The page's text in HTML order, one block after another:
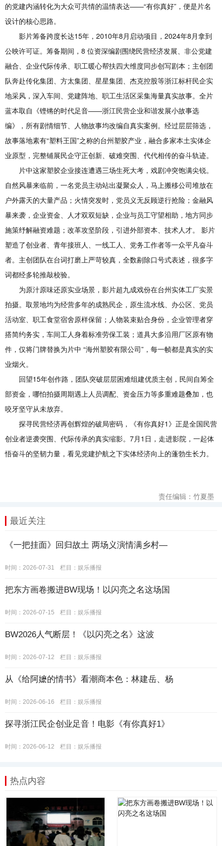
的党建内涵转化为大众可共情的温情表达——“有你真好”，便是片名
设计的核心思路。
影片筹备跨度长达15年，2010年8月启动项目，2024年8月拿到
公映许可证。筹备期间，8 位资深编剧围绕民营经济发展、非公党建
融合、企业代际传承、职工暖心帮扶四大维度同步创写剧本；主创团
队奔赴传化集团、方太集团、星星集团、杰克控股等浙江标杆民企实
地采风，深入车间、党建阵地、职工生活区采集海量真实故事。全片
蓝本取自《铿锵的时代足音——浙江民营企业和谐发展小故事选
编》，所有剧情细节、人物故事均改编自真实案例。经过层层筛选，
故事落地素有“塑料王国”之称的台州塑胶产业，融合多家本土实体企
业原型，完整铺展民企守正创新、破难突围、代代相传的奋斗轨迹。
片中这家塑胶企业接连遭遇三场生死大考，戏剧冲突饱满尖锐。
自然风暴来临前，一名党员主动站出凝聚众人，马上搬移公司堆放在
户外露天的大量产品；火情突发时，党员义无反顾逆行抢险；金融风
暴来袭，企业资金、人才双双短缺，企业与员工守望相助，地方同步
施策纾解融资难题；改革攻坚阶段，引进外部资本、技术人才。 影片
塑造了创业者、青年接班人、一线工人、党务工作者等一众平凡奋斗
者。主创团队在台词打磨上严苛较真，全数剔除口号式表述，很多字
词都经多轮推敲校验。
为原汁原味还原实业场景，影片超九成戏份在台州实体工厂实景
拍摄。取景地均为经营多年的成熟民企，原生流水线、办公区、党员
活动室、职工食堂宿舍原样保留；人物装束贴合身份，企业管理者穿
搭简约务实，车间工人身着标准劳保工装；道具大多沿用厂区原有物
件，仅将门牌替换为片中 “海州塑胶有限公司”，每一帧都是真实的实
业烟火。
回望15年创作路，团队突破层层困难组建优质主创，民间自筹全
部资金，哪怕拍摄周期遇上人员调配、资金压力等多重难题叠加，也
咬牙坚守从未放弃。
探寻民营经济再创辉煌的破局密码，《有你真好1》正是全国民营
创业者逆袭突围、代际传承的真实缩影。7月1日，走进影院，一起体
悟奋斗的坚韧力量，看见党建护航之下实体经济向上的蓬勃生长力。
责任编辑：竹夏墨
最近关注
《一把挂面》回归故土 两场义演情满乡村—
时间：2026-07-31 栏目： 娱乐播报
把东方画卷搬进BW现场！以闪亮之名这场国
时间：2026-07-15 栏目： 娱乐播报
BW2026人气断层！《以闪亮之名》这波
时间：2026-07-12 栏目： 娱乐播报
从《给阿嬷的情书》看潮商本色：林建岳、杨
时间：2026-06-16 栏目： 娱乐播报
探寻浙江民企创业足音！电影《有你真好1》
时间：2026-06-12 栏目： 娱乐播报
热点内容